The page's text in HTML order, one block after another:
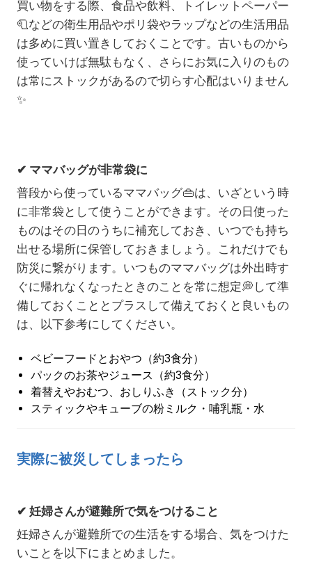
買い物をする際、食品や飲料、トイレットペーパー
🧻などの衛生用品やポリ袋やラップなどの生活用品
は多めに買い置きしておくことです。古いものから
使っていけば無駄もなく、さらにお気に入りのもの
は常にストックがあるので切らす心配はいりません
✨
✔ ママバッグが非常袋に
普段から使っているママバッグ👜は、いざという時
に非常袋として使うことができます。その日使った
ものはその日のうちに補充しておき、いつでも持ち
出せる場所に保管しておきましょう。これだけでも
防災に繋がります。いつものママバッグは外出時す
ぐに帰れなくなったときのことを常に想定💭して準
備しておくこととプラスして備えておくと良いもの
は、以下参考にしてください。
ベビーフードとおやつ（約3食分）
パックのお茶やジュース（約3食分）
着替えやおむつ、おしりふき（ストック分）
スティックやキューブの粉ミルク・哺乳瓶・水
実際に被災してしまったら
✔ 妊婦さんが避難所で気をつけること
妊婦さんが避難所での生活をする場合、気をつけた
いことを以下にまとめました。